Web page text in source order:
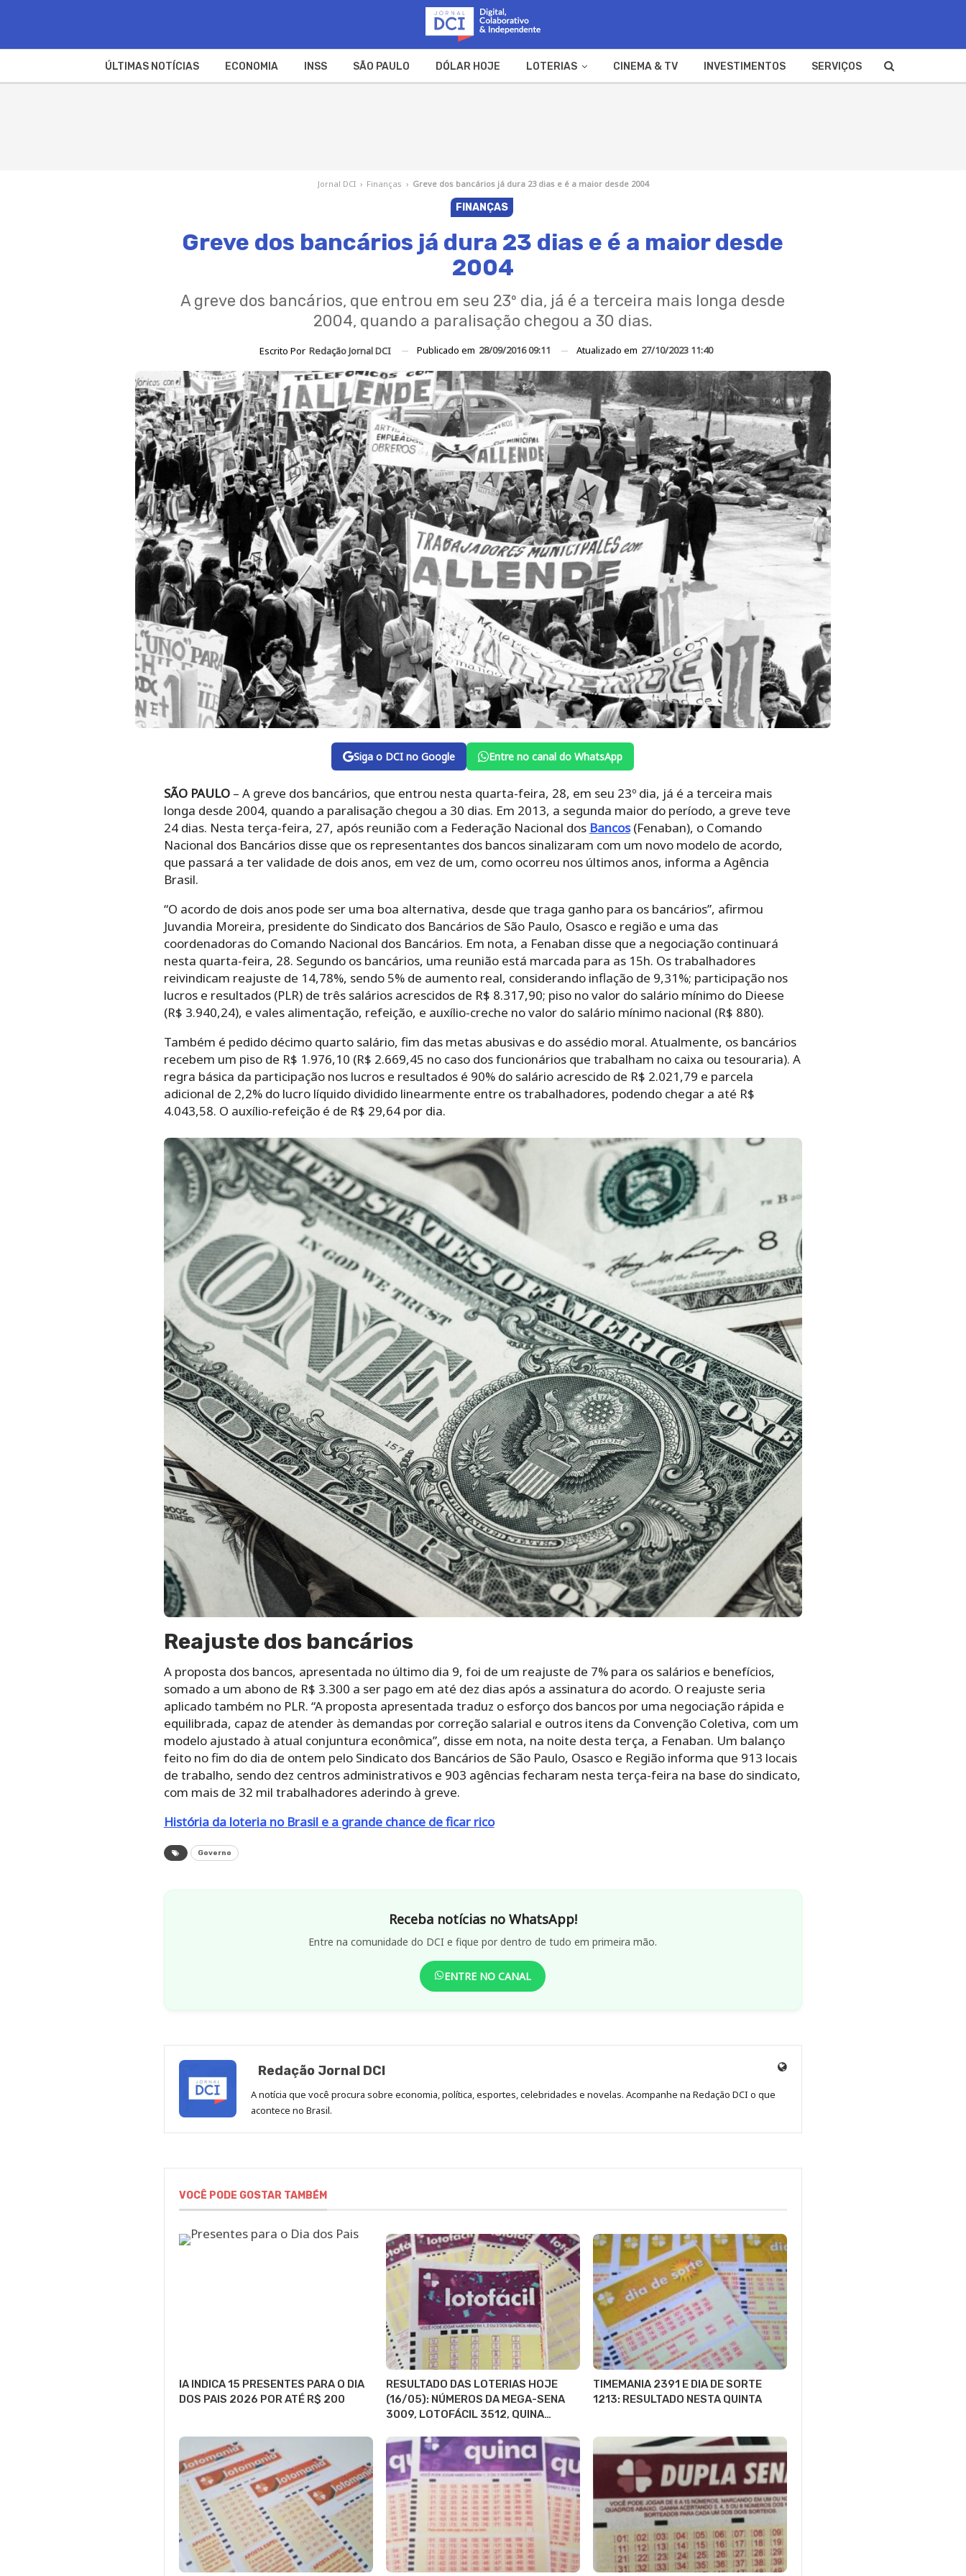
ÚLTIMAS NOTÍCIAS ECONOMIA INSS SÃO PAULO DÓLAR HOJE LOTERIAS CINEMA & TV INVESTIMENTOS SERVIÇOS
Jornal DCI › Finanças › Greve dos bancários já dura 23 dias e é a maior desde 2004
FINANÇAS
Greve dos bancários já dura 23 dias e é a maior desde
2004
A greve dos bancários, que entrou em seu 23º dia, já é a terceira mais longa desde
2004, quando a paralisação chegou a 30 dias.
Escrito Por Redação Jornal DCI Publicado em 28/09/2016 09:11 Atualizado em 27/10/2023 11:40
Siga o DCI no Google Entre no canal do WhatsApp
SÃO PAULO– A greve dos bancários, que entrou nesta quarta-feira, 28, em seu 23º dia, já é a terceira mais
longa desde 2004, quando a paralisação chegou a 30 dias. Em 2013, a segunda maior do período, a greve teve
24 dias. Nesta terça-feira, 27, após reunião com a Federação Nacional dos Bancos(Fenaban), o Comando
Nacional dos Bancários disse que os representantes dos bancos sinalizaram com um novo modelo de acordo,
que passará a ter validade de dois anos, em vez de um, como ocorreu nos últimos anos, informa a Agência
Brasil.
“O acordo de dois anos pode ser uma boa alternativa, desde que traga ganho para os bancários”, afirmou
Juvandia Moreira, presidente do Sindicato dos Bancários de São Paulo, Osasco e região e uma das
coordenadoras do Comando Nacional dos Bancários. Em nota, a Fenaban disse que a negociação continuará
nesta quarta-feira, 28. Segundo os bancários, uma reunião está marcada para as 15h. Os trabalhadores
reivindicam reajuste de 14,78%, sendo 5% de aumento real, considerando inflação de 9,31%; participação nos
lucros e resultados (PLR) de três salários acrescidos de R$ 8.317,90; piso no valor do salário mínimo do Dieese
(R$ 3.940,24), e vales alimentação, refeição, e auxílio-creche no valor do salário mínimo nacional (R$ 880).
Também é pedido décimo quarto salário, fim das metas abusivas e do assédio moral. Atualmente, os bancários
recebem um piso de R$ 1.976,10 (R$ 2.669,45 no caso dos funcionários que trabalham no caixa ou tesouraria). A
regra básica da participação nos lucros e resultados é 90% do salário acrescido de R$ 2.021,79 e parcela
adicional de 2,2% do lucro líquido dividido linearmente entre os trabalhadores, podendo chegar a até R$
4.043,58. O auxílio-refeição é de R$ 29,64 por dia.
Reajuste dos bancários
A proposta dos bancos, apresentada no último dia 9, foi de um reajuste de 7% para os salários e benefícios,
somado a um abono de R$ 3.300 a ser pago em até dez dias após a assinatura do acordo. O reajuste seria
aplicado também no PLR. “A proposta apresentada traduz o esforço dos bancos por uma negociação rápida e
equilibrada, capaz de atender às demandas por correção salarial e outros itens da Convenção Coletiva, com um
modelo ajustado à atual conjuntura econômica”, disse em nota, na noite desta terça, a Fenaban. Um balanço
feito no fim do dia de ontem pelo Sindicato dos Bancários de São Paulo, Osasco e Região informa que 913 locais
de trabalho, sendo dez centros administrativos e 903 agências fecharam nesta terça-feira na base do sindicato,
com mais de 32 mil trabalhadores aderindo à greve.
História da loteria no Brasil e a grande chance de ficar rico
Governo
Receba notícias no WhatsApp!
Entre na comunidade do DCI e fique por dentro de tudo em primeira mão.
ENTRE NO CANAL
Redação Jornal DCI
Site
A notícia que você procura sobre economia, política, esportes, celebridades e novelas. Acompanhe na Redação DCI o que
acontece no Brasil.
VOCÊ PODE GOSTAR TAMBÉM
IA INDICA 15 PRESENTES PARA O DIA
DOS PAIS 2026 POR ATÉ R$ 200
RESULTADO DAS LOTERIAS HOJE
(16/05): NÚMEROS DA MEGA-SENA
3009, LOTOFÁCIL 3512, QUINA…
TIMEMANIA 2391 E DIA DE SORTE
1213: RESULTADO NESTA QUINTA